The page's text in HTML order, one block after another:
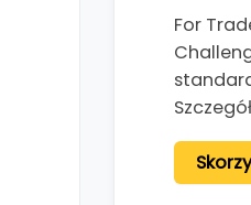
For